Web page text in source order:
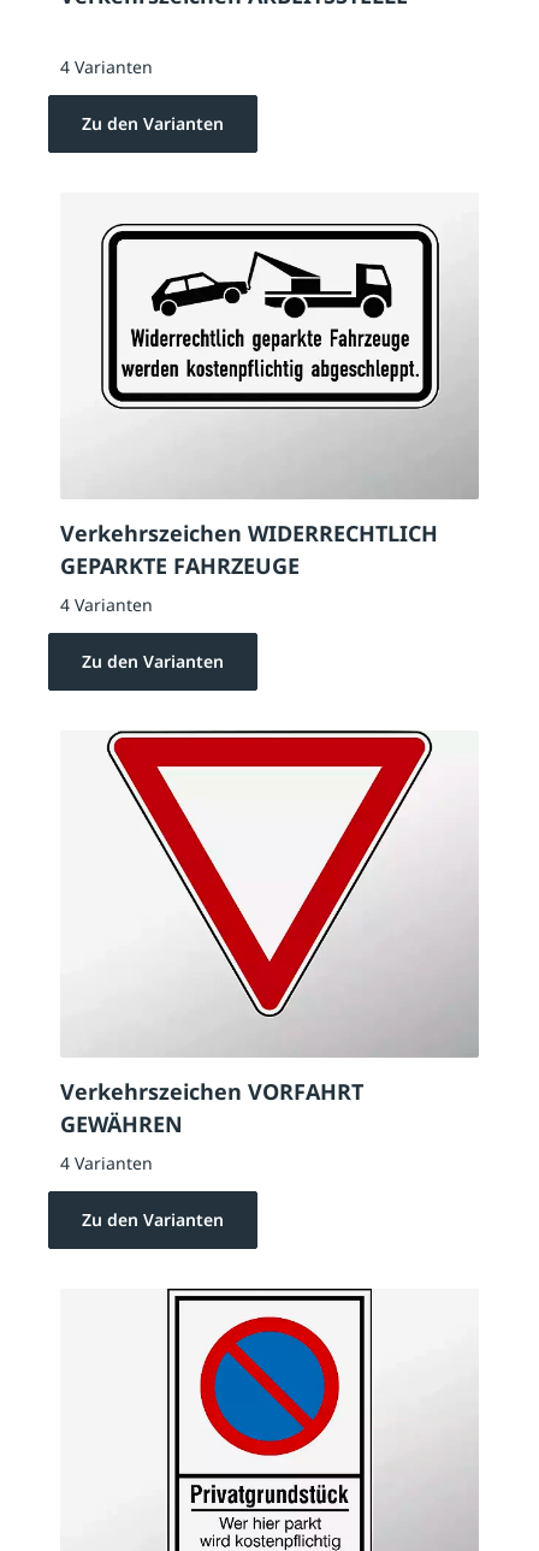
4 Varianten
Zu den Varianten
Verkehrszeichen WIDERRECHTLICH
GEPARKTE FAHRZEUGE
4 Varianten
Zu den Varianten
Verkehrszeichen VORFAHRT
GEWÄHREN
4 Varianten
Zu den Varianten